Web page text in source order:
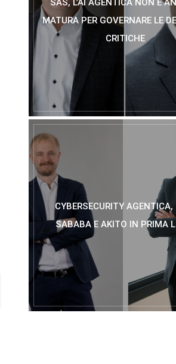
SAS, L’AI AGENTICA NON È
MATURA PER GOVERNARE LE
CRITICHE
CYBERSECURITY AGENTICA,
SABABA E AKITO IN PRIMA